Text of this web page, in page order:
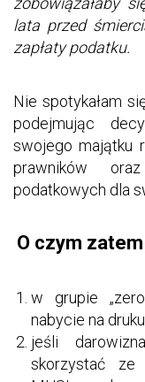
lata przed
zapłaty podatku.
Nie spotykałam
podejmując
swojego majątku
prawników
podatkowych dla
O czym
w grupie
nabycie na
jeśli
skorzystać ze